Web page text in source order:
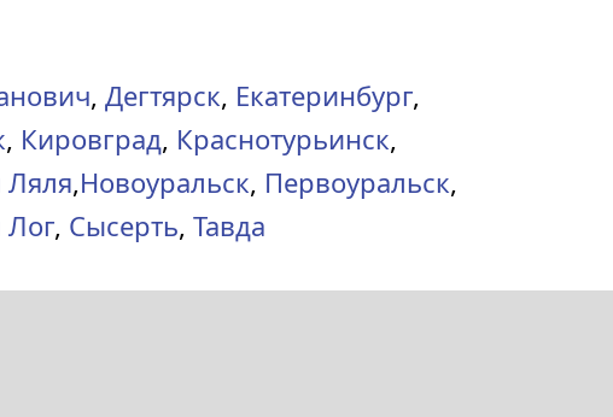
, Дегтярск, Екатеринбург,
, Кировград, Краснотурьинск,
Ляля,Новоуральск, Первоуральск,
Лог, Сысерть, Тавда